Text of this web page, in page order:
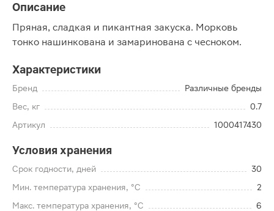
Описание
Пряная, сладкая и пикантная закуска. Морковь
тонко нашинкована и замаринована с чесноком.
Характеристики
Бренд
Различные бренды
Вес, кг
0.7
Артикул
1000417430
Условия хранения
Срок годности, дней
30
Мин. температура хранения, °C
2
Макс. температура хранения, °C
6